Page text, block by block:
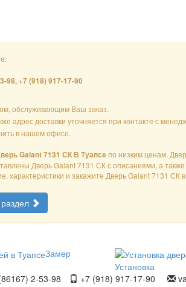
98, +7 (918) 917-17-90
обслуживающим Ваш заказ.
адрес доставки уточняется при контакте с
в нашем офисе.
Galant 7131 СК В Туапсепо низким ценам.
Дверь Galant 7131 СК с описаниями, а
характеристики и закажите Дверь Galant 7131
Замер
Установка
2-53-98 +7 (918) 917-17-90